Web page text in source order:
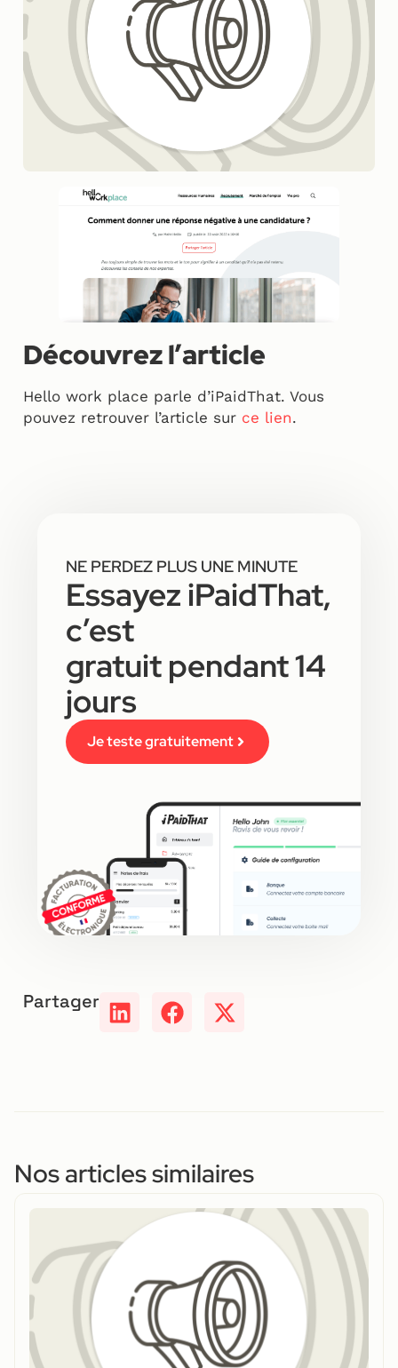
Découvrez l’article
Hello work place parle d’iPaidThat. Vous
pouvez retrouver l’article sur ce lien.
NE PERDEZ PLUS UNE MINUTE
Essayez iPaidThat,
c’est
gratuit pendant 14
jours
Je teste gratuitement
Partager
Nos articles similaires